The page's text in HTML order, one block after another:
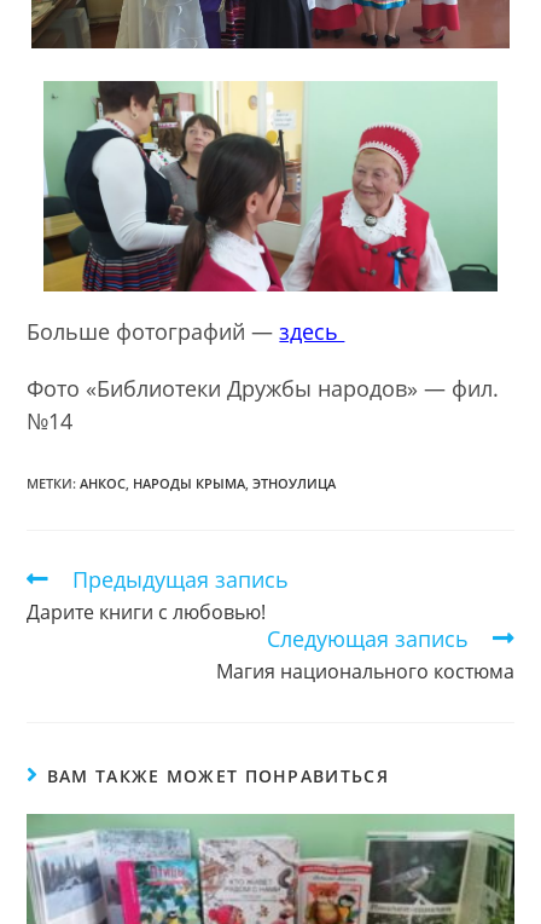
Больше фотографий — здесь
Фото «Библиотеки Дружбы народов» — фил.
№14
МЕТКИ:АНКОС НАРОДЫ КРЫМА ЭТНОУЛИЦА
Еще
статьи
Предыдущая запись
Дарите книги с любовью!
Следующая запись
Магия национального костюма
ВАМ ТАКЖЕ МОЖЕТ ПОНРАВИТЬСЯ